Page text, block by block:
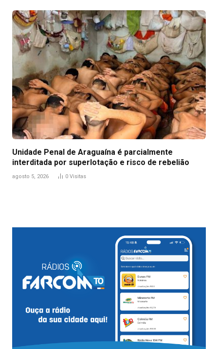
Unidade Penal de Araguaína é parcialmente
interditada por superlotação e risco de rebelião
agosto 5, 2026 0 Visitas